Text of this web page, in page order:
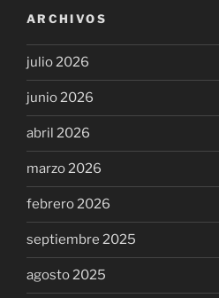
ARCHIVOS
julio 2026
junio 2026
abril 2026
marzo 2026
febrero 2026
septiembre 2025
agosto 2025